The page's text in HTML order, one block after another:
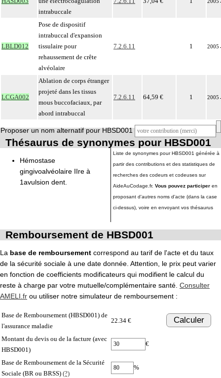
intrabuccale
LBLD012
Pose de dispositif
intrabuccal d'expansion
tissulaire pour
rehaussement de crête
alvéolaire
7.2.6.11 1 2005
LCGA002
Ablation de corps étranger
projeté dans les tissus
mous buccofaciaux, par
abord intrabuccal
7.2.6.11 64,59 € 1 2005
Proposer un nom alternatif pour HBSD001
Thésaurus de synonymes pour HBSD001
Hémostase
gingivoalvéolaire IIre à
1avulsion dent.
Liste de synonymes pour HBSD001 générée à
partir des contributions et des statistiques de
recherches des codeurs et codeuses sur
AideAuCodage.fr. Vous pouvez participer en
proposant d'autres noms d'acte (dans la case
ci-dessus), voire en envoyant vos thésaurus
Remboursement de HBSD001
La base de remboursement correspond au tarif de l'acte et du taux
de la sécurité sociale à une date donnée. Attention, le prix peut varier
en fonction de coefficients modificateurs qui modifient le calcul du
reste à charge par votre mutuelle/complémentaire santé. Consulter
AMELI.fr ou utiliser notre simulateur de remboursement :
Base de Remboursement (HBSD001) de
l'assurance maladie
22.34 € Calculer
Montant du devis ou de la facture (avec
HBSD001)
€
Base de Remboursement de la Sécurité
Sociale (BR ou BRSS) (?)
%